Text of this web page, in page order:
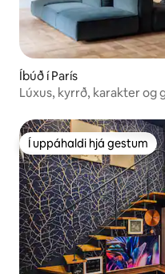
Íbúð í París
Lúxus, kyrrð, karakter og
Í uppáhaldi hjá gestum
Í uppáhaldi hjá gestum